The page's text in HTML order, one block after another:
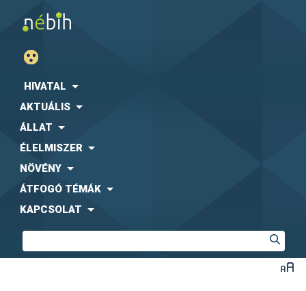
HIVATAL
AKTUÁLIS
ÁLLAT
ÉLELMISZER
NÖVÉNY
ÁTFOGÓ TÉMÁK
KAPCSOLAT